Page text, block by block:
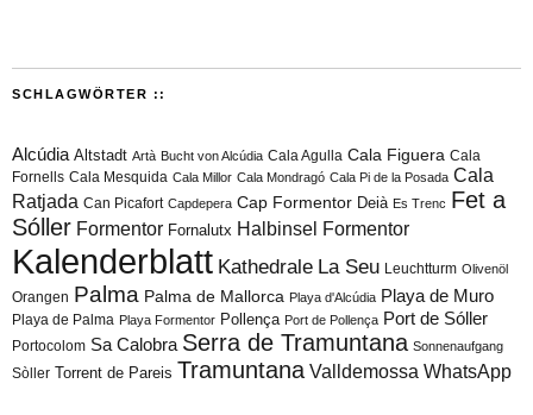
SCHLAGWÖRTER ::
Alcúdia Altstadt Artà Bucht von Alcúdia Cala Agulla Cala Figuera Cala
Fornells Cala Mesquida Cala Millor Cala Mondragó Cala Pi de la Posada Cala
Ratjada Can Picafort Capdepera Cap Formentor Deià Es Trenc Fet a
Sóller Formentor Fornalutx Halbinsel Formentor
Kalenderblatt Kathedrale La Seu Leuchtturm Olivenöl
Orangen Palma Palma de Mallorca Playa d'Alcúdia Playa de Muro
Playa de Palma Playa Formentor Pollença Port de Pollença Port de Sóller
Portocolom Sa Calobra Serra de Tramuntana Sonnenaufgang
Sòller Torrent de Pareis Tramuntana Valldemossa WhatsApp